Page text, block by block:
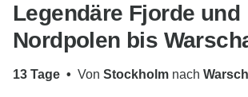
Legendäre Fjorde und
Nordpolen bis
13 Tage • Von Stockholm nach